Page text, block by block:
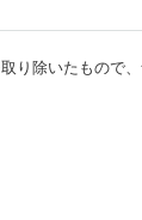
り除いたもので